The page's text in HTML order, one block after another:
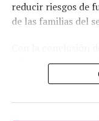
reducir riesgos de
de las familias del
infraestructura
a la programación
rehabilitación